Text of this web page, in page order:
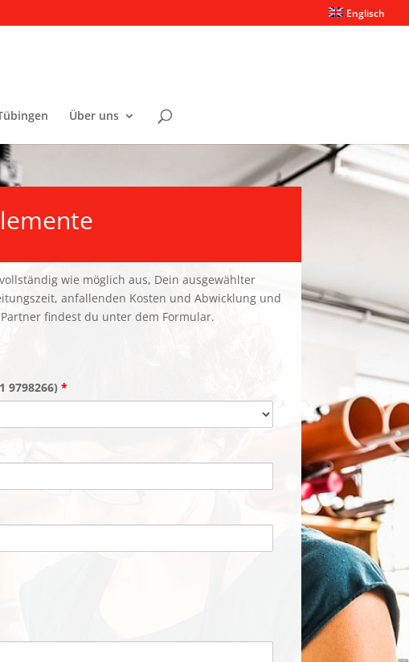
Englisch
Über uns
wie möglich aus, Dein ausgewählter
anfallenden Kosten und Abwicklung und
findest du unter dem Formular.
9798266)*